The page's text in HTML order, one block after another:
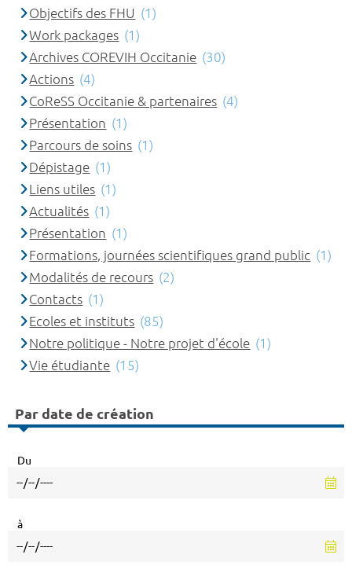
Objectifs des FHU (1)
Work packages (1)
Archives COREVIH Occitanie (30)
Actions (4)
CoReSS Occitanie & partenaires (4)
Présentation (1)
Parcours de soins (1)
Dépistage (1)
Liens utiles (1)
Actualités (1)
Présentation (1)
Formations, journées scientifiques grand public (1)
Modalités de recours (2)
Contacts (1)
Ecoles et instituts (85)
Notre politique - Notre projet d'école (1)
Vie étudiante (15)
Par date de création
Du
à